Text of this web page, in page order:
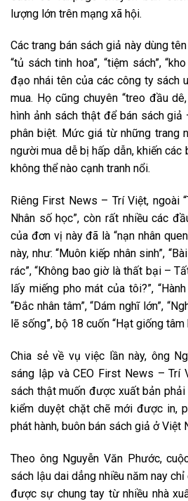
lượng lớn trên mạng xã hội.
Các trang bán sách giả này dùng
“tủ sách tinh hoa”, “tiệm sách”,
đạo nhái tên của các công ty sách
mua. Họ cũng chuyên “treo đầu
hình ảnh sách thật để bán sách
phân biệt. Mức giá từ những trang
người mua dễ bị hấp dẫn, khiến các
không thể nào cạnh tranh nổi.
Riêng First News – Trí Việt, ngoài
Nhân số học”, còn rất nhiều các
của đơn vị này đã là “nạn nhân
này, như: “Muôn kiếp nhân sinh”,
rác”, “Không bao giờ là thất bại –
lấy miếng pho mát của tôi?”,
“Đắc nhân tâm”, “Dám nghĩ lớn”,
lẽ sống”, bộ 18 cuốn “Hạt giống tâm
Chia sẻ về vụ việc lần này, ông
sáng lập và CEO First News – Trí
sách thật muốn được xuất bản phải
kiểm duyệt chặt chẽ mới được in,
phát hành, buôn bán sách giả ở Việt
Theo ông Nguyễn Văn Phước,
sách lậu dai dẳng nhiều năm nay
được sự chung tay từ nhiều nhà